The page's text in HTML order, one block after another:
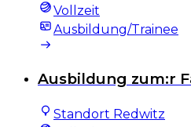
Vollzeit
Ausbildung/Trainee
Ausbildung zum:r
Standort Redwitz